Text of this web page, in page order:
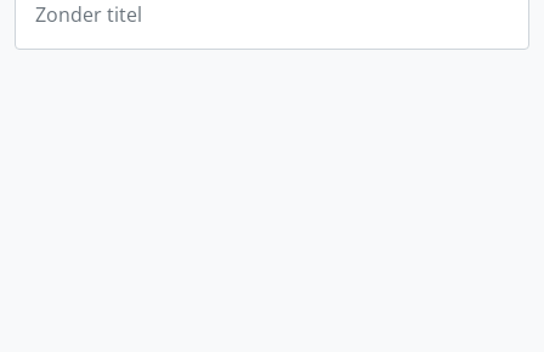
Zonder titel